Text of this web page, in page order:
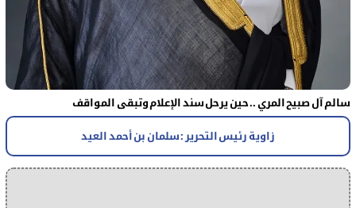
سالم آل صبيح المري .. حين يرحل سند الإعلام وتبقى المواقف
زاوية رئيس التحرير : سلمان بن أحمد العيد